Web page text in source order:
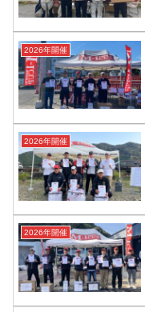
2026年開催
2026年開催
2026年開催